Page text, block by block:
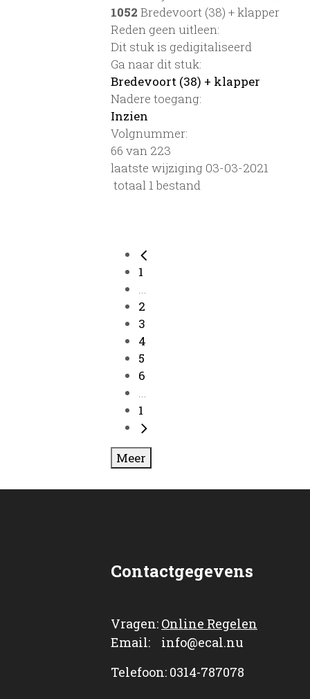
1052 Bredevoort (38) + klapper
Reden geen uitleen:
Dit stuk is gedigitaliseerd
Ga naar dit stuk:
Bredevoort (38) + klapper
Nadere toegang:
Inzien
Volgnummer:
66 van 223
laatste wijziging 03-03-2021
totaal 1 bestand
1
...
2
3
4
5
6
...
1
Meer
Contactgegevens
Vragen: Online Regelen
Email: info@ecal.nu
Telefoon: 0314-787078